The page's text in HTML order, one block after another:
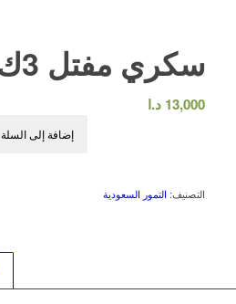
سكري مفتل 3ك
13,000 د.ا
إضافة إلى السلة
التصنيف: التمور السعودية